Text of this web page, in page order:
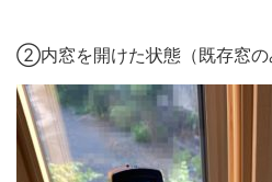
②内窓を開けた状態（既存窓